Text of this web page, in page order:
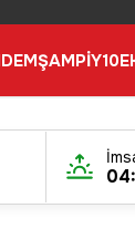
ŞAMPİY10